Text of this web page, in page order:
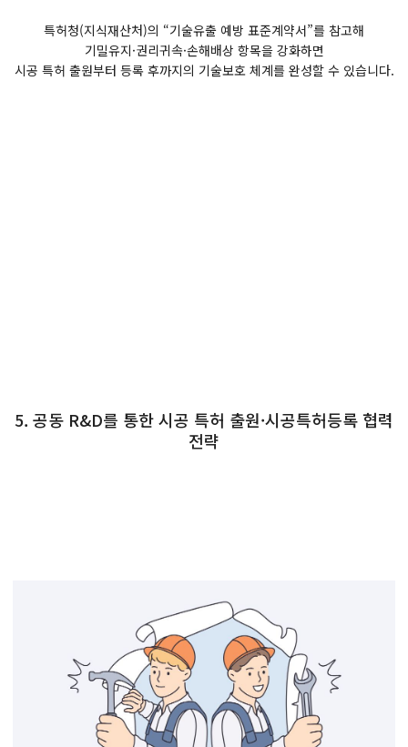
특허청(지식재산처)의 “기술유출 예방 표준계약서”를 참고해
기밀유지·권리귀속·손해배상 항목을 강화하면
시공 특허 출원부터 등록 후까지의 기술보호 체계를 완성할 수 있습니다.
5. 공동 R&D를 통한 시공 특허 출원·시공특허등록 협력
전략